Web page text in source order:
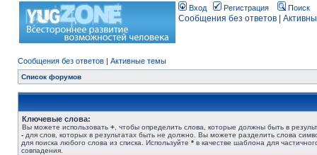
Вход Регистрация Поиск
Сообщения без ответов
Сообщения без ответов | Активные темы
Список форумов
Ключевые слова:
Вы можете использовать + , чтобы определить слова, которые должны быть в
- для слов, которых в результатах быть не должно. Вы можете разделить слова
для поиска любого слова из списка. Используйте * в качестве шаблона для
совпадения.